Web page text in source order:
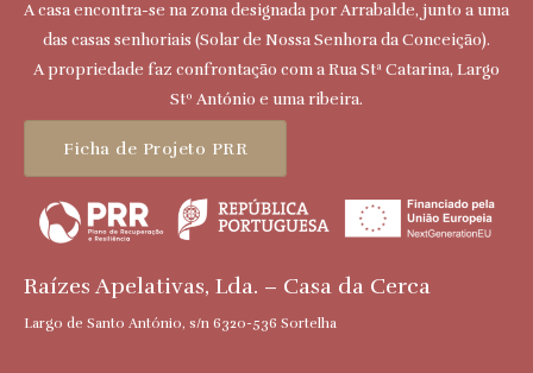
A casa encontra-se na zona designada por Arrabalde, junto a uma
das casas senhoriais (Solar de Nossa Senhora da Conceição).
A propriedade faz confrontação com a Rua Stª Catarina, Largo
Stº António e uma ribeira.
Ficha de Projeto PRR
Raízes Apelativas, Lda. – Casa da Cerca
Largo de Santo António, s/n 6320-536 Sortelha